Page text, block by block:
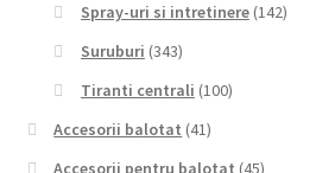
Spray-uri si intretinere (142)
Suruburi (343)
Tiranti centrali (100)
Accesorii balotat (41)
Accesorii pentru balotat (45)